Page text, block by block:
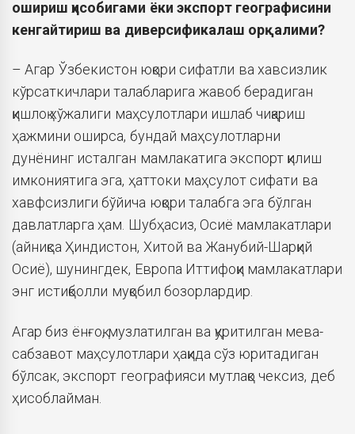
ошириш ҳисобигами ёки экспорт географисини
кенгайтириш ва диверсификалаш орқалими?
– Агар Ўзбекистон юқори сифатли ва хавсизлик
кўрсаткичлари талабларига жавоб берадиган
қишлоқ хўжалиги маҳсулотлари ишлаб чиқариш
ҳажмини оширса, бундай маҳсулотларни
дунёнинг исталган мамлакатига экспорт қилиш
имкониятига эга, ҳаттоки маҳсулот сифати ва
хавфсизлиги бўйича юқори талабга эга бўлган
давлатларга ҳам. Шубҳасиз, Осиё мамлакатлари
(айниқса Ҳиндистон, Хитой ва Жанубий-Шарқий
Осиё), шунингдек, Европа Иттифоқи мамлакатлари
энг истиқболли муқобил бозорлардир.
Агар биз ёнғоқ, музлатилган ва қуритилган мева-
сабзавот маҳсулотлари ҳақида сўз юритадиган
бўлсак, экспорт географияси мутлақо чексиз, деб
ҳисоблайман.